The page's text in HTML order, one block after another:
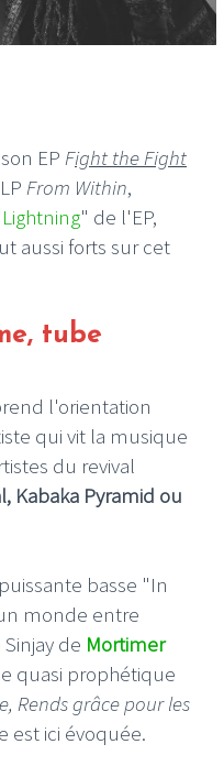
EP Fight the Fight
From Within,
Lightning" de l'EP,
aussi forts sur cet
tube
l'orientation
qui vit la musique
du revival
Kabaka Pyramid ou
basse "In
monde entre
de Mortimer
quasi prophétique
Rends grâce pour les
est ici évoquée.